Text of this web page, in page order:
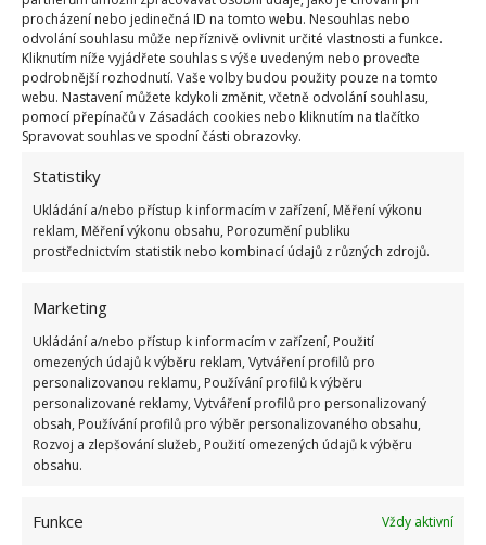
procházení nebo jedinečná ID na tomto webu. Nesouhlas nebo
odvolání souhlasu může nepříznivě ovlivnit určité vlastnosti a funkce.
Kliknutím níže vyjádřete souhlas s výše uvedeným nebo proveďte
podrobnější rozhodnutí. Vaše volby budou použity pouze na tomto
webu. Nastavení můžete kdykoli změnit, včetně odvolání souhlasu,
pomocí přepínačů v Zásadách cookies nebo kliknutím na tlačítko
Spravovat souhlas ve spodní části obrazovky.
Statistiky
Ukládání a/nebo přístup k informacím v zařízení, Měření výkonu
reklam, Měření výkonu obsahu, Porozumění publiku
prostřednictvím statistik nebo kombinací údajů z různých zdrojů.
Marketing
Ukládání a/nebo přístup k informacím v zařízení, Použití
omezených údajů k výběru reklam, Vytváření profilů pro
personalizovanou reklamu, Používání profilů k výběru
personalizované reklamy, Vytváření profilů pro personalizovaný
obsah, Používání profilů pro výběr personalizovaného obsahu,
Rozvoj a zlepšování služeb, Použití omezených údajů k výběru
obsahu.
Funkce
Vždy aktivní
Jaro je tu a s ním i mytí oken. Díky těmto
metodám dosáhnete dokonalé čistoty a lesku
31.3.2021 Rady a tipy
1 2 3 »
OBLÍBENÉ ČLÁNKY
Pokuta až 10 000 Kč hrozí za nesprávné sekání i
nesekání trávy. Záleží i na prostředku a lokaci
1.6.2026
Kvíz na téma pionýrské tábory za socialismu:
Kdo je zažil, bez problému získá 12 ze 12 bodů